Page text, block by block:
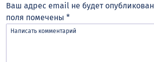
Ваш адрес email не будет
поля помечены *